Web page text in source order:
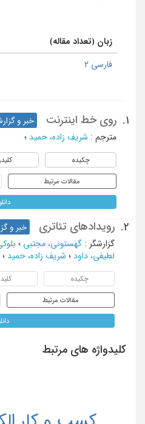
زبان (تعداد مقاله)
فارسی 2
1. روی خط اینترنت
خبر و
مترجم : شریف زاده، حمید ؛
چکیده
مقالات مرتبط
2. رویدادهای تئاتری
خبر و
گزارشگر : گهستونی، مجتبی ؛
لطیفی، داود ؛ شریف زاده، حمید ؛
چکیده
مقالات مرتبط
کلیدواژه های مرتبط
کسب و کار